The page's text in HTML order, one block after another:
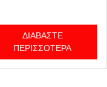
ΔΙΑΒΆΣΤΕ
ΠΕΡΙΣΣΌΤΕΡΑ